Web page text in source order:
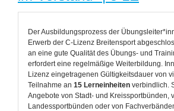
Der Ausbildungsprozess der
Erwerb der C-Lizenz Breitensport
an eine gute Qualität des Übungs- und
erfordert eine regelmäßige Weiterbildung.
Lizenz eingetragenen Gültigkeitsdauer von
Teilnahme an 15 Lerneinheiten verbindlich.
Angebote von Stadt- und Kreissportbünden,
Landessportbünden oder von